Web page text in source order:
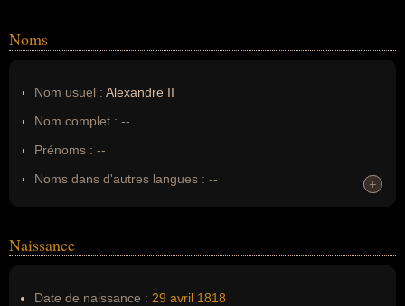
Noms
Nom usuel : Alexandre II
Nom complet : --
Prénoms : --
Noms dans d'autres langues : --
Nom de famille :Alexandre II
+
+
Naissance
Date de naissance : 29 avril 1818